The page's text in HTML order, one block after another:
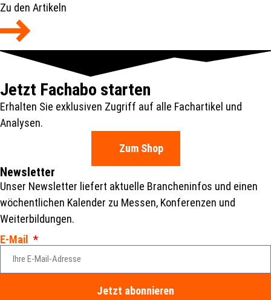
Zu den Artikeln
Jetzt Fachabo starten
Erhalten Sie exklusiven Zugriff auf alle Fachartikel und
Analysen.
Zum Shop
Newsletter
Unser Newsletter liefert aktuelle Brancheninfos und einen
wöchentlichen Kalender zu Messen, Konferenzen und
Weiterbildungen.
E-Mail
Jetzt abonnieren